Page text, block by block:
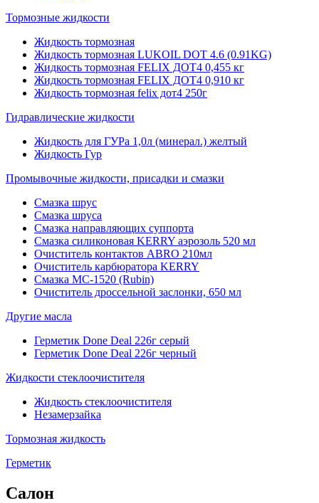
Тормозные жидкости
Жидкость тормозная
Жидкость тормозная LUKOIL DOT 4.6 (0.91KG)
Жидкость тормозная FELIX ДОТ4 0,455 кг
Жидкость тормозная FELIX ДОТ4 0,910 кг
Жидкость тормозная felix дот4 250г
Гидравлические жидкости
Жидкость для ГУРа 1,0л (минерал.) желтый
Жидкость Гур
Промывочные жидкости, присадки и смазки
Смазка шрус
Смазка шруса
Смазка направляющих суппорта
Смазка силиконовая KERRY аэрозоль 520 мл
Очиститель контактов ABRO 210мл
Очиститель карбюратора KERRY
Смазка МС-1520 (Rubin)
Очиститель дроссельной заслонки, 650 мл
Другие масла
Герметик Done Deal 226г серый
Герметик Done Deal 226г черный
Жидкости стеклоочистителя
Жидкость стеклоочистителя
Незамерзайка
Тормозная жидкость
Герметик
Салон